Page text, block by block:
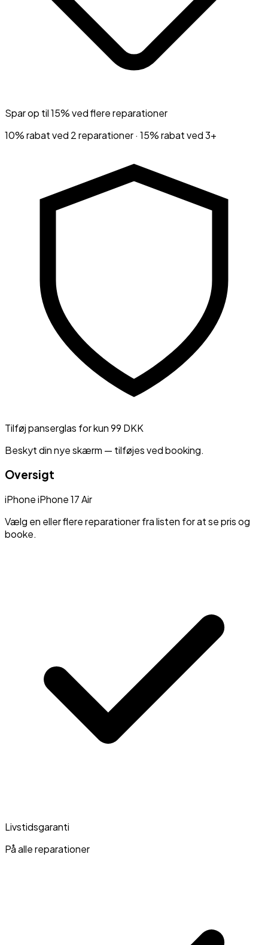
Spar op til 15% ved flere reparationer
10% rabat ved 2 reparationer · 15% rabat ved 3+
Tilføj panserglas for kun 99 DKK
Beskyt din nye skærm — tilføjes ved booking.
Oversigt
iPhoneiPhone 17 Air
Vælg en eller flere reparationer fra listen for at se pris og
booke.
Livstidsgaranti
På alle reparationer